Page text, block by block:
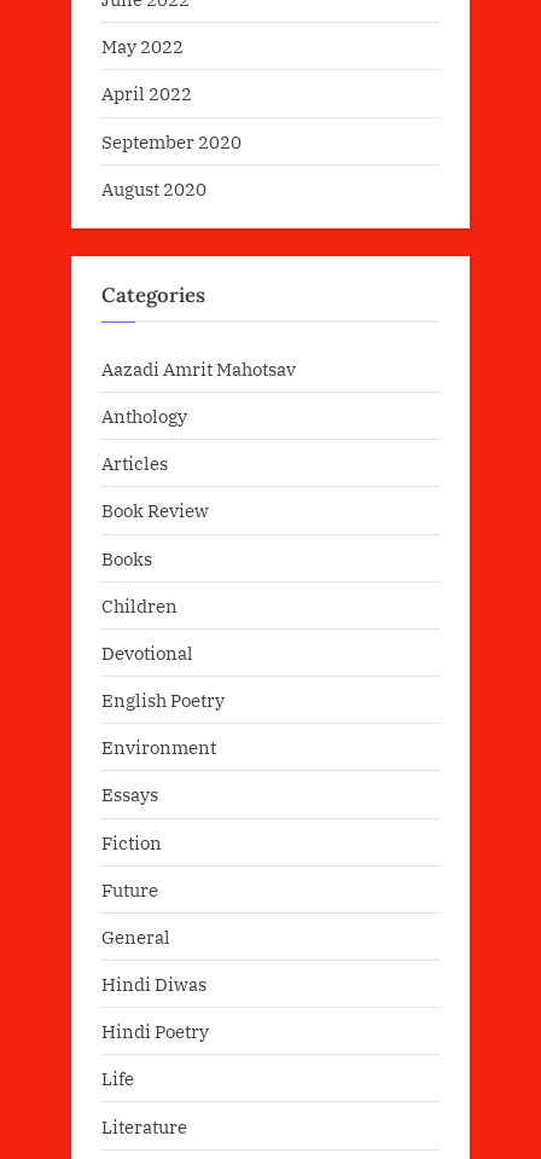
May 2022
April 2022
September 2020
August 2020
Categories
Aazadi Amrit Mahotsav
Anthology
Articles
Book Review
Books
Children
Devotional
English Poetry
Environment
Essays
Fiction
Future
General
Hindi Diwas
Hindi Poetry
Life
Literature